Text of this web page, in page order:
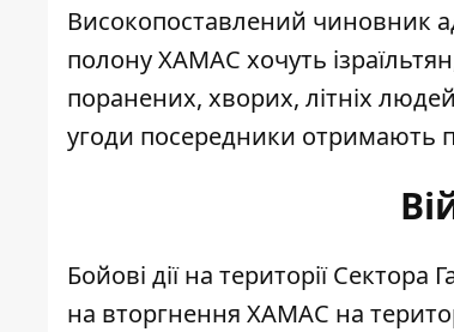
Високопоставлений чиновник
полону ХАМАС хочуть
поранених, хворих, літніх
угоди посередники отримають
Бойові дії на території
на вторгнення ХАМАС на